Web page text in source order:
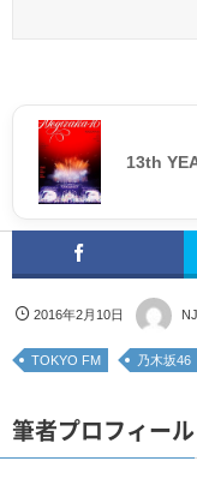
13th
2016年2月10日
TOKYO FM 乃木坂46
筆者プロフィール